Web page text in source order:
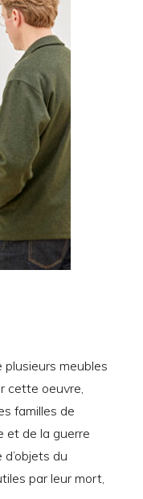
plusieurs meubles
cette oeuvre,
familles de
et de la guerre
d’objets du
par leur mort,